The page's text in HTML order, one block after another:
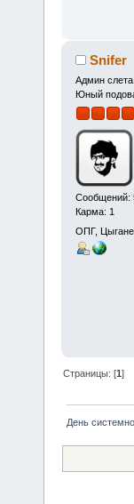
Snifer
Админ слета
Юный
Сообщений:
Карма: 1
ОПГ, Цыгане
Страницы: [1]
День